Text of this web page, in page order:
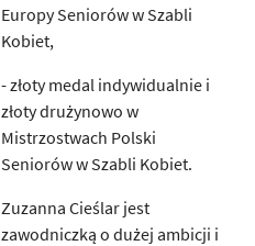
Europy Seniorów w Szabli
Kobiet,
- złoty medal indywidualnie i
złoty drużynowo w
Mistrzostwach Polski
Seniorów w Szabli Kobiet.
Zuzanna Cieślar jest
zawodniczką o dużej ambicji i